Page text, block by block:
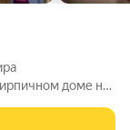
доме на
кухней.